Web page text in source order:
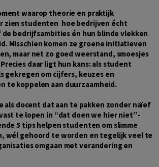
waarop theorie en praktijk
zien studenten hoe bedrijven écht
bedrijfsambities én hun blinde vlekken
Misschien komen ze groene initiatieven
maar net zo goed weerstand, smoesjes
daar ligt hun kans: als student
gekregen om cijfers, keuzes en
te koppelen aan duurzaamheid.
als docent dat aan te pakken zonder naïef
te lopen in “dat doen we hier niet”-
5 tips helpen studenten om slimme
wél gehoord te worden en tegelijk veel te
omgaan met verandering en